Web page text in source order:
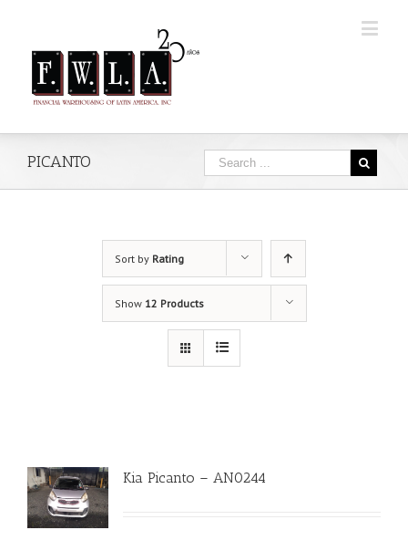
PICANTO
Sort by Rating
Show 12 Products
Kia Picanto – AN0244